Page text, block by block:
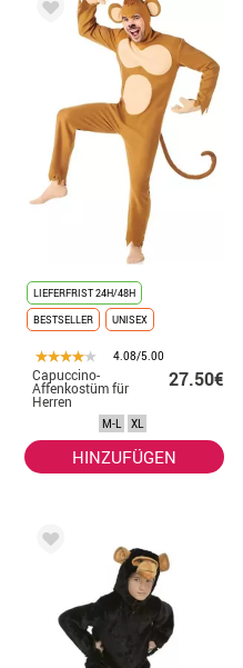
LIEFERFRIST 24H/48H
BESTSELLER
UNISEX
4.08/5.00
Capuccino-
Affenkostüm für
Herren
27.50€
M-L XL
HINZUFÜGEN